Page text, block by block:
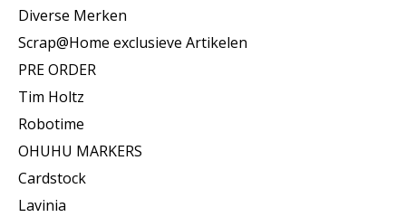
Diverse Merken
Scrap@Home exclusieve Artikelen
PRE ORDER
Tim Holtz
Robotime
OHUHU MARKERS
Cardstock
Lavinia